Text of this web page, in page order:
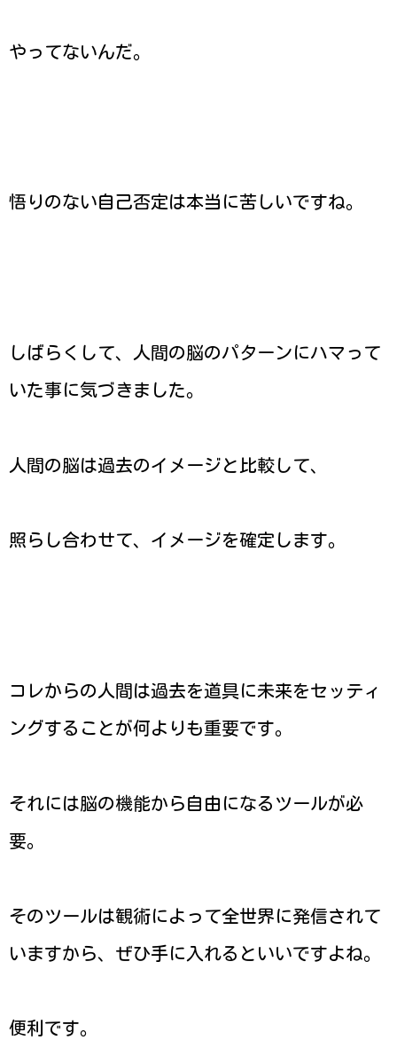
やってないんだ。
悟りのない自己否定は本当に苦しいですね。
しばらくして、人間の脳のパターンにハマって
いた事に気づきました。
人間の脳は過去のイメージと比較して、
照らし合わせて、イメージを確定します。
コレからの人間は過去を道具に未来をセッティ
ングすることが何よりも重要です。
それには脳の機能から自由になるツールが必
要。
そのツールは観術によって全世界に発信されて
いますから、ぜひ手に入れるといいですよね。
便利です。